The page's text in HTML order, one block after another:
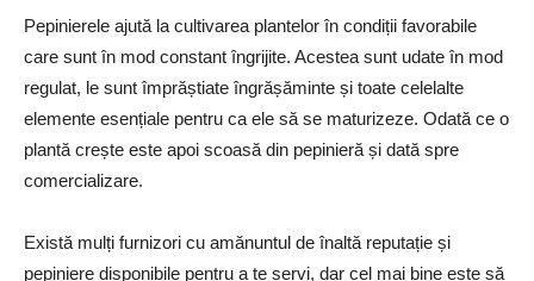
Pepinierele ajută la cultivarea plantelor în condiții favorabile
care sunt în mod constant îngrijite. Acestea sunt udate în mod
regulat, le sunt împrăștiate îngrășăminte și toate celelalte
elemente esențiale pentru ca ele să se maturizeze. Odată ce o
plantă crește este apoi scoasă din pepinieră și dată spre
comercializare.
Există mulți furnizori cu amănuntul de înaltă reputație și
pepiniere disponibile pentru a te servi, dar cel mai bine este să